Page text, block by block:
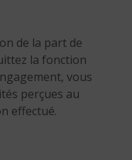
de la part de
la fonction
vous
perçues au
effectué.